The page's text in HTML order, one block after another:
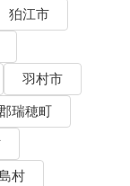
狛江市
羽村市
瑞穂町
村